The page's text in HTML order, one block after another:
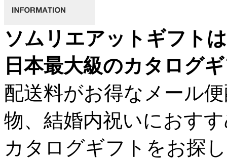
ソムリエアットギフト
日本最大級のカタログ
配送料がお得なメール
物、結婚内祝いにおす
カタログギフトをお探